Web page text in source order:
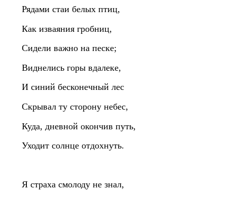
Рядами стаи белых птиц,
Как изваяния гробниц,
Сидели важно на песке;
Виднелись горы вдалеке,
И синий бесконечный лес
Скрывал ту сторону небес,
Куда, дневной окончив путь,
Уходит солнце отдохнуть.
Я страха смолоду не знал,